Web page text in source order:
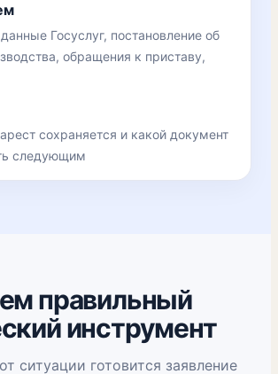
Госуслуг, постановление об
обращения к приставу,
сохраняется и какой документ
следующим
правильный
инструмент
ситуации готовится заявление